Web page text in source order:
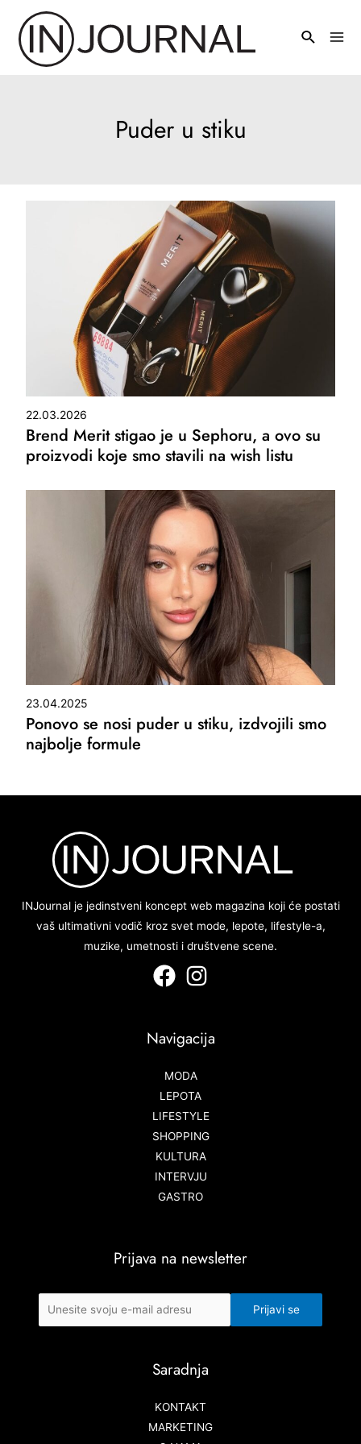
sadržaj
Puder u stiku
22.03.2026
Brend Merit stigao je u Sephoru, a ovo su
proizvodi koje smo stavili na wish listu
23.04.2025
Ponovo se nosi puder u stiku, izdvojili smo
najbolje formule
INJournal je jedinstveni koncept web magazina koji će postati
vaš ultimativni vodič kroz svet mode, lepote, lifestyle-a,
muzike, umetnosti i društvene scene.
Navigacija
MODA
LEPOTA
LIFESTYLE
SHOPPING
KULTURA
INTERVJU
GASTRO
Prijava na newsletter
Saradnja
KONTAKT
MARKETING